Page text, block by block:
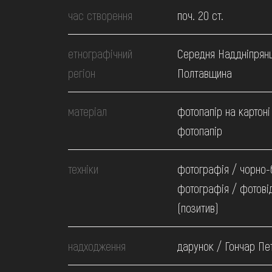
ВІДВІДАТИ
НАВЧИТИСЯ
ПОСЛУГИ
час створення поч. 20 ст.
етнографічний
регіон
Середня
Полтавщина
матеріал
фотопапір на
фотопапір
техніки
фотографія / чорно-
фотографія /
(позитив)
надходження дарунок / Гончар